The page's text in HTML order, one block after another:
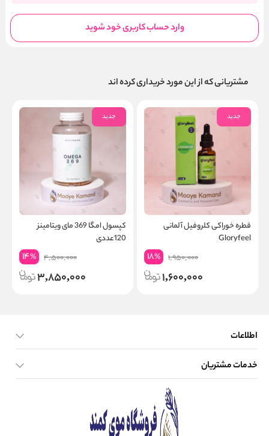
وارد حساب کاربری خود شوید
مشتریانی که از این مورد خریداری کرده اند
جدید
قطره خوراکی کلروفیل آلمانی
Gloryfeel
1,950,000
18%
1,600,000
جدید
کپسول امگا 369 مای ویتامینز
120عددی
4,500,000
14%
3,850,000
اطلاعات
صفحه اصلی
خدمات مشتریان